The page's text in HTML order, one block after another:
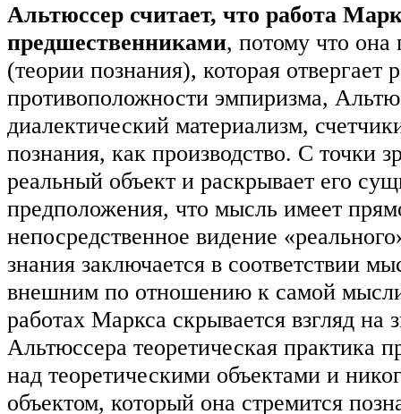
Альтюссер считает, что работа
предшественниками, потому что она
(теории познания), которая
противоположности эмпиризма,
диалектический материализм,
познания, как производство. С точки
реальный объект и раскрывает его
предположения, что мысль имеет
непосредственное видение
знания заключается в соответствии
внешним по отношению к самой
работах Маркса скрывается взгляд
Альтюссера теоретическая практика
над теоретическими объектами и
объектом, который она стремится